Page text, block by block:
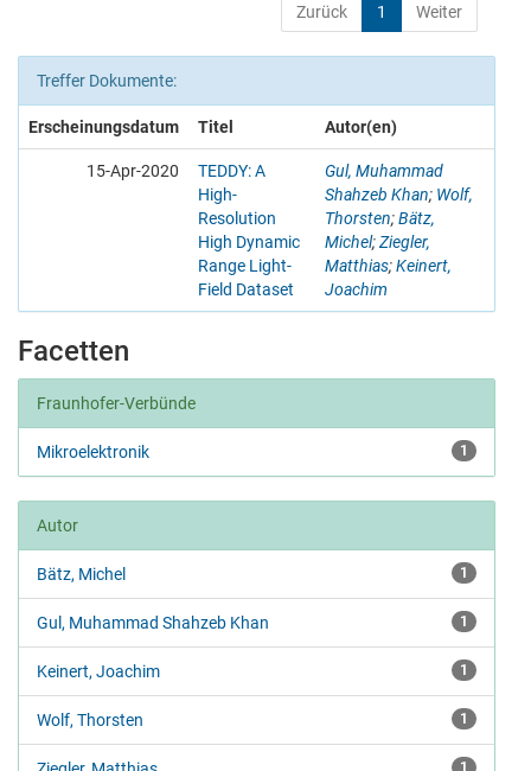
Zurück 1 Weiter
Treffer Dokumente:
Erscheinungsdatum Titel Autor(en)
15-Apr-2020
TEDDY: A
High-
Resolution
High Dynamic
Range Light-
Field Dataset
Gul, Muhammad
Shahzeb Khan; Wolf,
Thorsten;Bätz,
Michel;Ziegler,
Matthias;Keinert,
Joachim
Facetten
Fraunhofer-Verbünde
1
Mikroelektronik
Autor
1
Bätz, Michel
1
Gul, Muhammad Shahzeb Khan
1
Keinert, Joachim
1
Wolf, Thorsten
1